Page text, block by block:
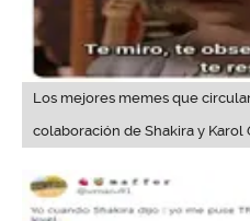
Los mejores memes que
colaboración de Shakira y Karol